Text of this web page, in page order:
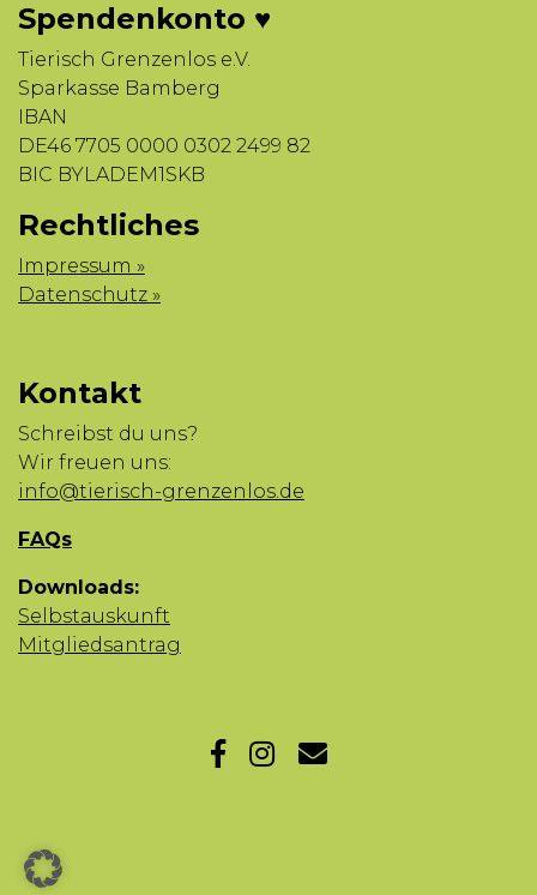
Spendenkonto ♥
Tierisch Grenzenlos e.V.
Sparkasse Bamberg
IBAN
DE46 7705 0000 0302 2499 82
BIC BYLADEM1SKB
Rechtliches
Impressum »
Datenschutz »
Kontakt
Schreibst du uns?
Wir freuen uns:
info@tierisch-grenzenlos.de
FAQs
Downloads:
Selbstauskunft
Mitgliedsantrag